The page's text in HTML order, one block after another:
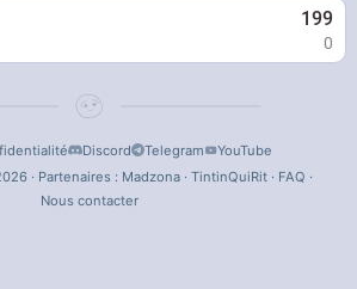
199
0
Discord Telegram
YouTube
· Partenaires : Madzona· TintinQuiRit· FAQ ·
Nous contacter